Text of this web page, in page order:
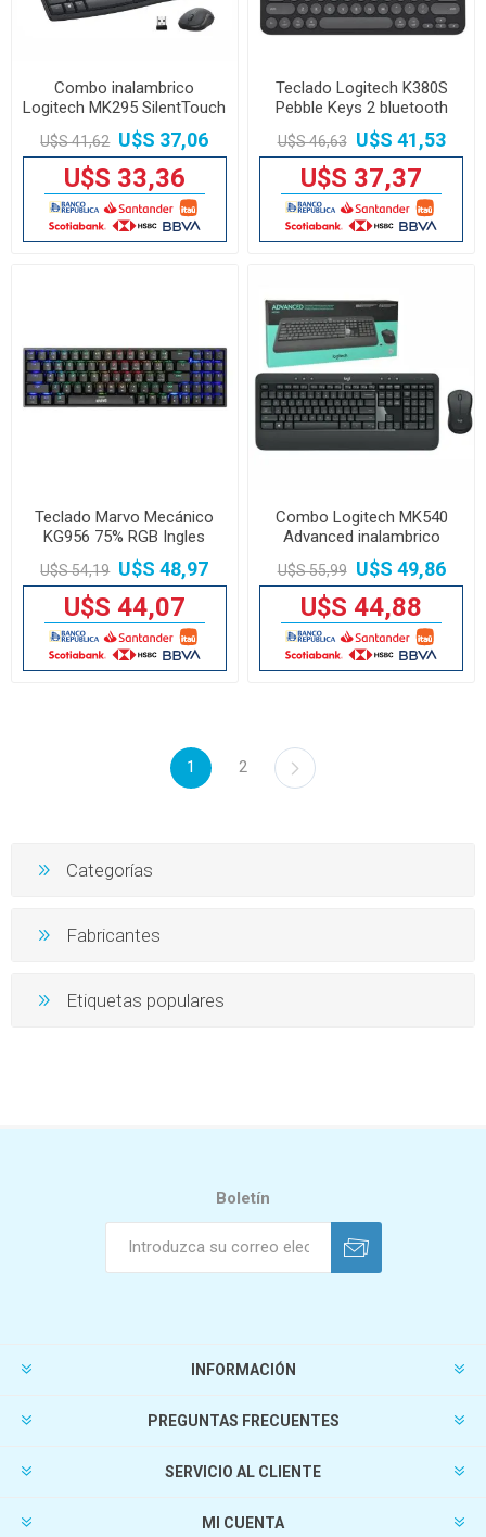
Combo inalambrico
Logitech MK295 SilentTouch
U$S 41,62 U$S 37,06
U$S 33,36
Teclado Logitech K380S
Pebble Keys 2 bluetooth
grafito
U$S 46,63 U$S 41,53
U$S 37,37
Teclado Marvo Mecánico
KG956 75% RGB Ingles
U$S 54,19 U$S 48,97
U$S 44,07
Combo Logitech MK540
Advanced inalambrico
U$S 55,99 U$S 49,86
U$S 44,88
1 2
Categorías
Fabricantes
Etiquetas populares
Boletín
INFORMACIÓN
PREGUNTAS FRECUENTES
SERVICIO AL CLIENTE
MI CUENTA